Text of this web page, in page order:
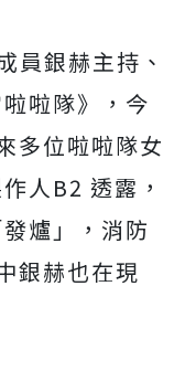
員銀赫主持、
啦隊》，今
多位啦啦隊女
人B2 透露，
爐」，消防
銀赫也在現